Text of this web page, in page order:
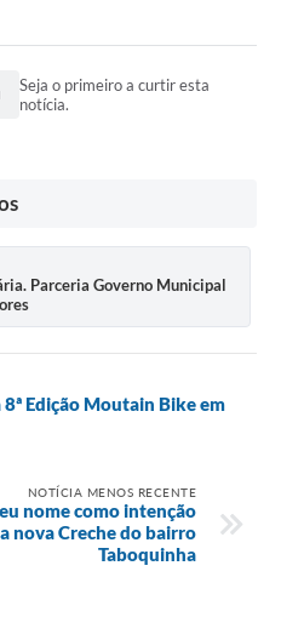
Seja o primeiro a curtir esta
notícia.
Parceria Governo Municipal
Edição Moutain Bike em
NOTÍCIA MENOS RECENTE
nome como intenção
nova Creche do bairro
Taboquinha